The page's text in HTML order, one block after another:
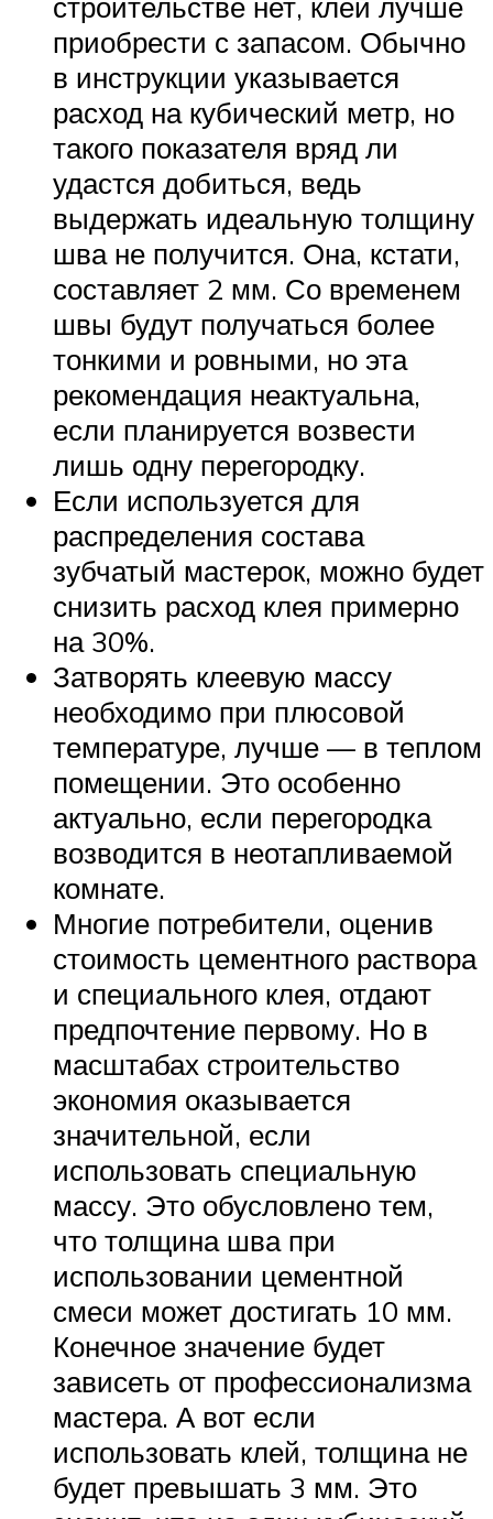
приобрести с запасом. Обычно
в инструкции указывается
расход на кубический метр, но
такого показателя вряд ли
удастся добиться, ведь
выдержать идеальную толщину
шва не получится. Она, кстати,
составляет 2 мм. Со временем
швы будут получаться более
тонкими и ровными, но эта
рекомендация неактуальна,
если планируется возвести
лишь одну перегородку.
Если используется для
распределения состава
зубчатый мастерок, можно будет
снизить расход клея примерно
на 30%.
Затворять клеевую массу
необходимо при плюсовой
температуре, лучше — в теплом
помещении. Это особенно
актуально, если перегородка
возводится в неотапливаемой
комнате.
Многие потребители, оценив
стоимость цементного раствора
и специального клея, отдают
предпочтение первому. Но в
масштабах строительство
экономия оказывается
значительной, если
использовать специальную
массу. Это обусловлено тем,
что толщина шва при
использовании цементной
смеси может достигать 10 мм.
Конечное значение будет
зависеть от профессионализма
мастера. А вот если
использовать клей, толщина не
будет превышать 3 мм. Это